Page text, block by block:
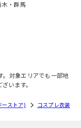
木・群馬
対象エリアでも一部地
います。
ストア) コスプレ衣装